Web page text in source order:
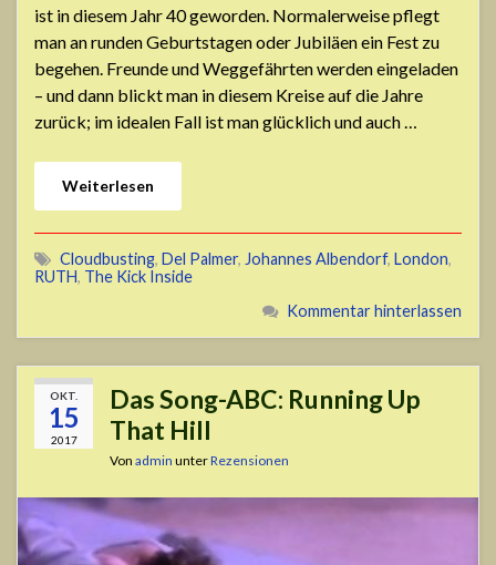
ist in diesem Jahr 40 geworden. Normalerweise pflegt
man an runden Geburtstagen oder Jubiläen ein Fest zu
begehen. Freunde und Weggefährten werden eingeladen
– und dann blickt man in diesem Kreise auf die Jahre
zurück; im idealen Fall ist man glücklich und auch …
Weiterlesen
Cloudbusting, Del Palmer, Johannes Albendorf, London,
RUTH, The Kick Inside
Kommentar hinterlassen
OKT.
15
2017
Das Song-ABC: Running Up
That Hill
Von admin unterRezensionen